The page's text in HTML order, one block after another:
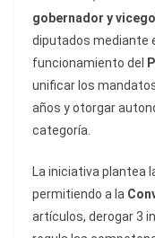
gobernador y
diputados mediante
funcionamiento del
unificar los
años y otorgar
categoría.
La iniciativa plantea
permitiendo a la
artículos, derogar 3